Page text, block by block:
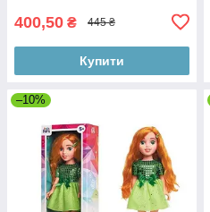
400,50 ₴ 445 ₴
Купити
–10%